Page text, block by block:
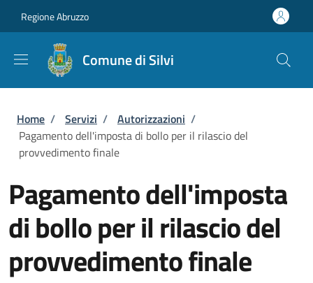
Regione Abruzzo
Comune di Silvi
Briciole di pane
Home / Servizi / Autorizzazioni /
Pagamento dell'imposta di bollo per il rilascio del
provvedimento finale
Pagamento dell'imposta
di bollo per il rilascio del
provvedimento finale